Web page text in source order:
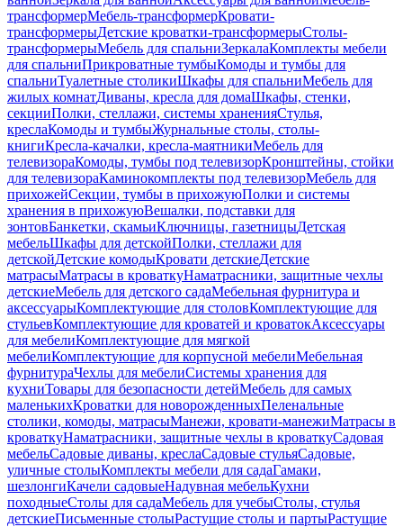
трансформерМебель-трансформерКровати-
трансформерыДетские кроватки-трансформерыСтолы-
трансформерыМебель для спальниЗеркалаКомплекты мебели
для спальниПрикроватные тумбыКомоды и тумбы для
спальниТуалетные столикиШкафы для спальниМебель для
жилых комнатДиваны, кресла для домаШкафы, стенки,
секцииПолки, стеллажи, системы храненияСтулья,
креслаКомоды и тумбыЖурнальные столы, столы-
книгиКресла-качалки, кресла-маятникиМебель для
телевизораКомоды, тумбы под телевизорКронштейны, стойки
для телевизораКаминокомплекты под телевизорМебель для
прихожейСекции, тумбы в прихожуюПолки и системы
хранения в прихожуюВешалки, подставки для
зонтовБанкетки, скамьиКлючницы, газетницыДетская
мебельШкафы для детскойПолки, стеллажи для
детскойДетские комодыКровати детскиеДетские
матрасыМатрасы в кроваткуНаматрасники, защитные чехлы
детскиеМебель для детского садаМебельная фурнитура и
аксессуарыКомплектующие для столовКомплектующие для
стульевКомплектующие для кроватей и кроватокАксессуары
для мебелиКомплектующие для мягкой
мебелиКомплектующие для корпусной мебелиМебельная
фурнитураЧехлы для мебелиСистемы хранения для
кухниТовары для безопасности детейМебель для самых
маленькихКроватки для новорожденныхПеленальные
столики, комоды, матрасыМанежи, кровати-манежиМатрасы в
кроваткуНаматрасники, защитные чехлы в кроваткуСадовая
мебельСадовые диваны, креслаСадовые стульяСадовые,
уличные столыКомплекты мебели для садаГамаки,
шезлонгиКачели садовыеНадувная мебельКухни
походныеСтолы для садаМебель для учебыСтолы, стулья
детскиеПисьменные столыРастущие столы и партыРастущие